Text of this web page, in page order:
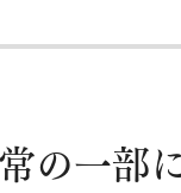
の一部